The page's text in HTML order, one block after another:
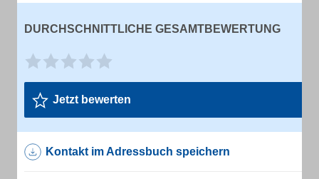
DURCHSCHNITTLICHE GESAMTBEWERTUNG
Jetzt bewerten
Kontakt im Adressbuch speichern